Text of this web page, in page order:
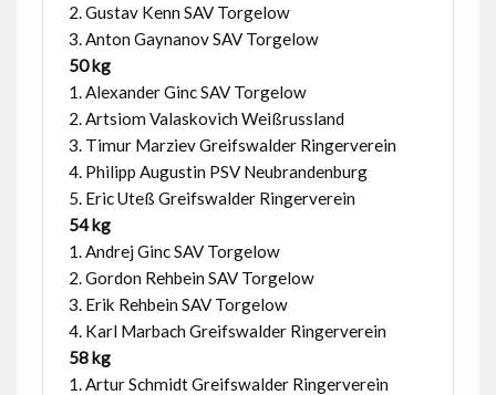
2. Gustav Kenn SAV Torgelow
3. Anton Gaynanov SAV Torgelow
50 kg
1. Alexander Ginc SAV Torgelow
2. Artsiom Valaskovich Weißrussland
3. Timur Marziev Greifswalder Ringerverein
4. Philipp Augustin PSV Neubrandenburg
5. Eric Uteß Greifswalder Ringerverein
54 kg
1. Andrej Ginc SAV Torgelow
2. Gordon Rehbein SAV Torgelow
3. Erik Rehbein SAV Torgelow
4. Karl Marbach Greifswalder Ringerverein
58 kg
1. Artur Schmidt Greifswalder Ringerverein